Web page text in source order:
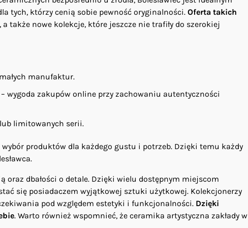
tych, którzy cenią sobie pewność oryginalności. Oferta takich
, a także nowe kolekcje, które jeszcze nie trafiły do szerokiej
manufaktur.
wygoda zakupów online przy zachowaniu autentyczności
limitowanych serii.
produktów dla każdego gustu i potrzeb. Dzięki temu każdy
oraz dbałości o detale. Dzięki wielu dostępnym miejscom
się posiadaczem wyjątkowej sztuki użytkowej. Kolekcjonerzy
pod względem estetyki i funkcjonalności. Dzięki
. Warto również wspomnieć, że ceramika artystyczna zakłady w